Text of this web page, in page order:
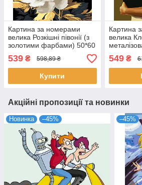
Картина за номерами
велика Розкішні півонії (з
золотими фарбами) 50*60
см (PNX1871)
539 ₴ 598,89 ₴
Купити
Картина
велика
50*60 см
549₴
Акційні пропозиції та новинки
Новинка –45% –45%